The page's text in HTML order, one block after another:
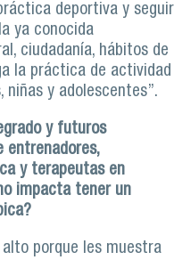
deportiva y seguir
ya conocida
ciudadanía, hábitos de
la práctica de actividad
y adolescentes”.
y futuros
entrenadores,
y terapeutas en
impacta tener un
porque les muestra